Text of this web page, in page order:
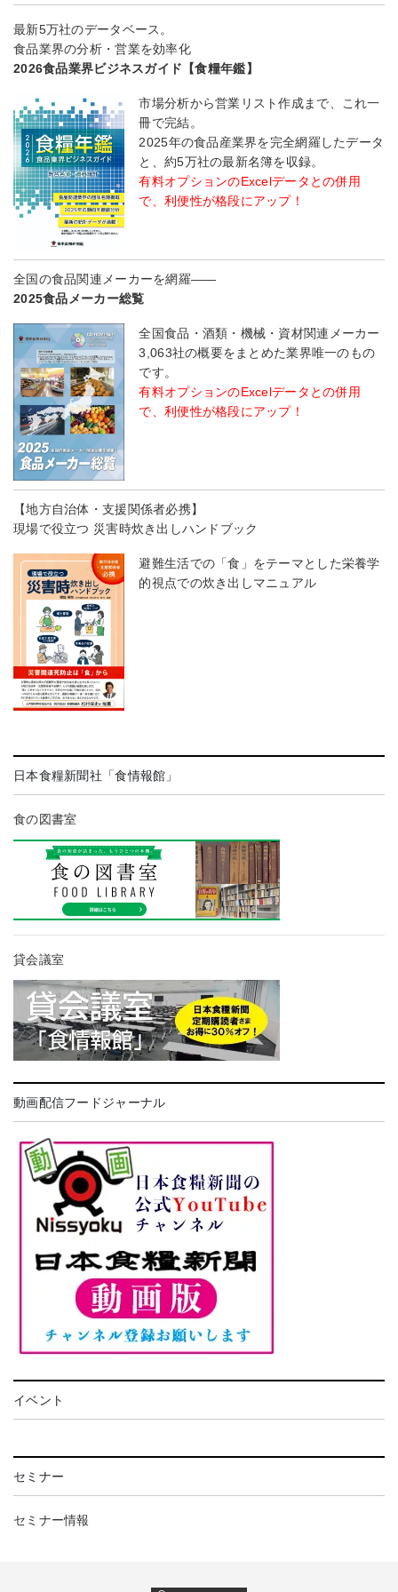
最新5万社のデータベース。
食品業界の分析・営業を効率化
2026食品業界ビジネスガイド【食糧年鑑】
市場分析から営業リスト作成まで、これ一
冊で完結。
2025年の食品産業界を完全網羅したデータ
と、約5万社の最新名簿を収録。
有料オプションのExcelデータとの併用
で、利便性が格段にアップ！
全国の食品関連メーカーを網羅――
2025食品メーカー総覧
全国食品・酒類・機械・資材関連メーカー
3,063社の概要をまとめた業界唯一のもの
です。
有料オプションのExcelデータとの併用
で、利便性が格段にアップ！
【地方自治体・支援関係者必携】
現場で役立つ 災害時炊き出しハンドブック
避難生活での「食」をテーマとした栄養学
的視点での炊き出しマニュアル
日本食糧新聞社「食情報館」
食の図書室
貸会議室
動画配信フードジャーナル
イベント
セミナー
セミナー情報